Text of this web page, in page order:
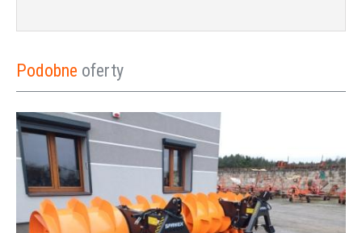
Podobne oferty